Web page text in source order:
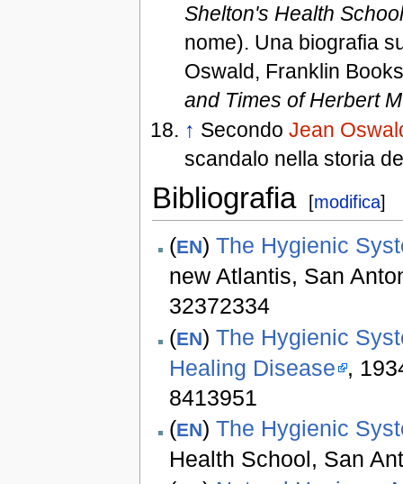
Shelton's Health
nome). Una biografia
Oswald, Franklin
and Times of Herbert
↑ SecondoJean
scandalo nella storia
Bibliografia [modifica]
(EN) The Hygienic
new Atlantis, San
32372334
(EN) The Hygienic
Healing Disease ,
8413951
(EN) The Hygienic
Health School, San